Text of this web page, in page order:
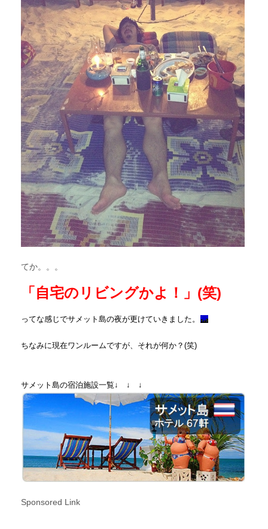
てか。。。
「自宅のリビングかよ！」(笑)
ってな感じでサメット島の夜が更けていきました。
ちなみに現在ワンルームですが、それが何か？(笑)
サメット島の宿泊施設一覧↓ ↓ ↓
Sponsored Link